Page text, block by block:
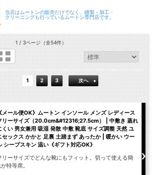
当店はムートンの販売だけでなく、縫製・加工・
クリーニングも行っているムートン専門店です。
1 / 3ページ（全54件）
1 2 3 次へ
《メール便OK》ムートン インソール メンズ レディース
リーサイズ（20.0cm&#12316;27.5cm） | 中敷き 蒸れ
くい 男女兼用 吸湿 発散 中敷 靴底 サイズ調整 天然 ユ
セックス かかと 足裏 土踏まず あったか | 暖かい ウー
シープスキン 温い《ギフト対応OK》
リーサイズでどんな靴にもフィット。切って使える簡
特等席。